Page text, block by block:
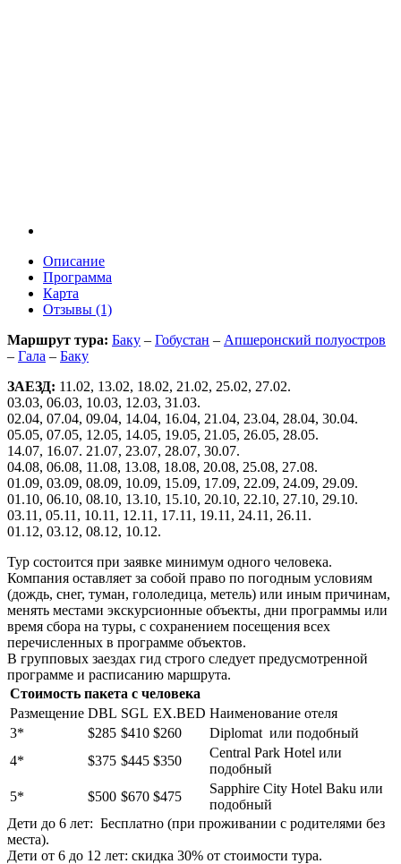
Описание
Программа
Карта
Отзывы (1)
Маршрут тура: Баку – Гобустан – Апшеронский полуостров
– Гала – Баку
ЗАЕЗД: 11.02, 13.02, 18.02, 21.02, 25.02, 27.02.
03.03, 06.03, 10.03, 12.03, 31.03.
02.04, 07.04, 09.04, 14.04, 16.04, 21.04, 23.04, 28.04, 30.04.
05.05, 07.05, 12.05, 14.05, 19.05, 21.05, 26.05, 28.05.
14.07, 16.07. 21.07, 23.07, 28.07, 30.07.
04.08, 06.08, 11.08, 13.08, 18.08, 20.08, 25.08, 27.08.
01.09, 03.09, 08.09, 10.09, 15.09, 17.09, 22.09, 24.09, 29.09.
01.10, 06.10, 08.10, 13.10, 15.10, 20.10, 22.10, 27.10, 29.10.
03.11, 05.11, 10.11, 12.11, 17.11, 19.11, 24.11, 26.11.
01.12, 03.12, 08.12, 10.12.
Тур состоится при заявке минимум одного человека.
Компания оставляет за собой право по погодным условиям
(дождь, снег, туман, гололедица, метель) или иным причинам,
менять местами экскурсионные объекты, дни программы или
время сбора на туры, с сохранением посещения всех
перечисленных в программе объектов.
В групповых заездах гид строго следует предусмотренной
программе и расписанию маршрута.
Стоимость пакета с человека
Размещение DBL SGL EX.BED Наиме­но­ва­ние отеля
3*
$285 $410 $260
Diplomat или подобный
4*
$375 $445 $350
Central Park Hotel или
подобный
5*
$500 $670 $475
Sapphire City Hotel Baku или
подобный
Дети до 6 лет: Бесплатно (при проживании с родителями без
места).
Дети от 6 до 12 лет: скидка 30% от стоимости тура.